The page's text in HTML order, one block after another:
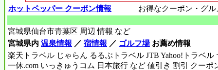
ホットペッパー クーポン情報 お得なクーポン・グ
宮城県仙台市青葉区 周辺 情報 など
宮城県内 温泉情報 ／ 宿情報 ／ ゴルフ場お薦め情報
楽天トラベル じゃらん るるぶトラベル JTB Yahoo!トラベル
一休.com いっきゅうコム 日本旅行 など 値引き 割引 クーポ